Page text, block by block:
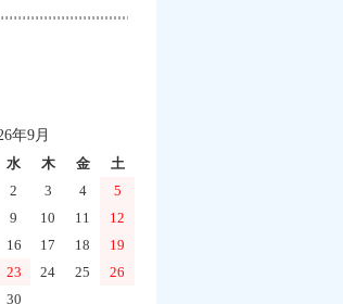
年9月
水 木 金
土
2 3 4
5
9 10 11
12
16 17 18
19
23 24 25
26
30